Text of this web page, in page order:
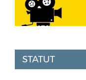
STATUT